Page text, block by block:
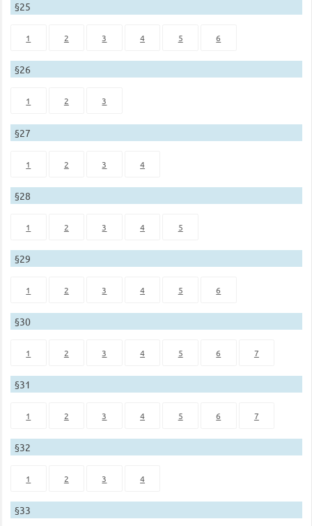
§25
1 2 3 4 5 6
§26
1 2 3
§27
1 2 3 4
§28
1 2 3 4 5
§29
1 2 3 4 5 6
§30
1 2 3 4 5 6 7
§31
1 2 3 4 5 6 7
§32
1 2 3 4
§33